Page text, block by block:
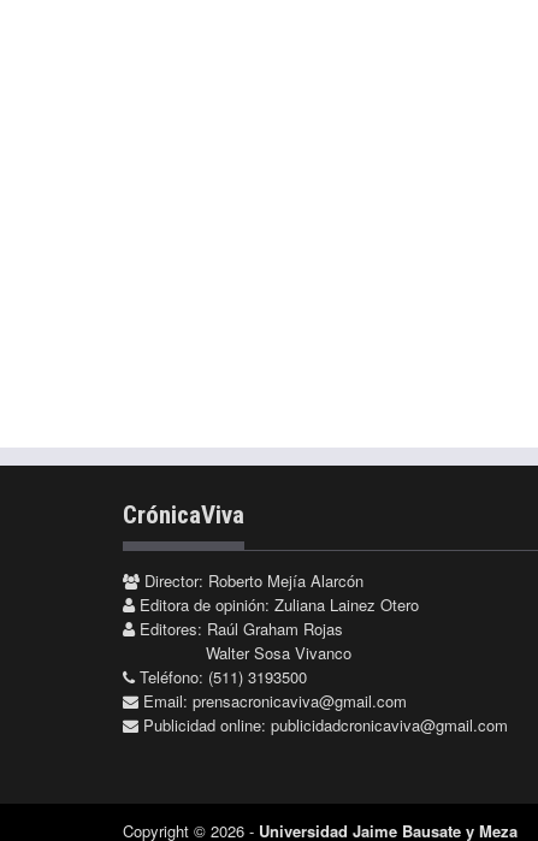
CrónicaViva
Director: Roberto Mejía Alarcón
Editora de opinión: Zuliana Lainez Otero
Editores: Raúl Graham Rojas
Walter Sosa Vivanco
Teléfono: (511) 3193500
Email: prensacronicaviva@gmail.com
Publicidad online: publicidadcronicaviva@gmail.com
Copyright © 2026 - Universidad Jaime Bausate y Meza